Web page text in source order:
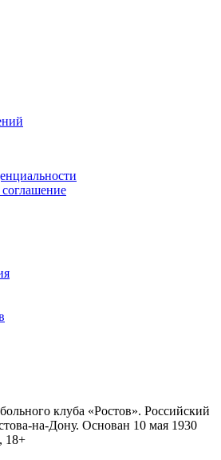
соглашение
клуба «Ростов». Российский
на-Дону. Основан 10 мая 1930
18+